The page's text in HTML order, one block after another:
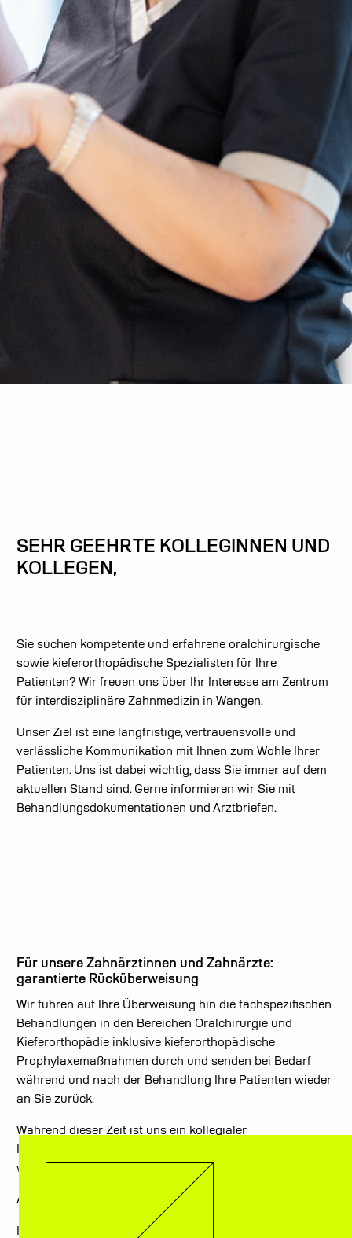
SEHR GEEHRTE KOLLEGINNEN UND
KOLLEGEN,
Sie suchen kompetente und erfahrene oralchirurgische
sowie kieferorthopädische Spezialisten für Ihre
Patienten? Wir freuen uns über Ihr Interesse am Zentrum
für interdisziplinäre Zahnmedizin in Wangen.
Unser Ziel ist eine langfristige, vertrauensvolle und
verlässliche Kommunikation mit Ihnen zum Wohle Ihrer
Patienten. Uns ist dabei wichtig, dass Sie immer auf dem
aktuellen Stand sind. Gerne informieren wir Sie mit
Behandlungsdokumentationen und Arztbriefen.
Für unsere Zahnärztinnen und Zahnärzte:
garantierte Rücküberweisung
Wir führen auf Ihre Überweisung hin die fachspezifischen
Behandlungen in den Bereichen Oralchirurgie und
Kieferorthopädie inklusive kieferorthopädische
Prophylaxemaßnahmen durch und senden bei Bedarf
während und nach der Behandlung Ihre Patienten wieder
an Sie zurück.
Während dieser Zeit ist uns ein kollegialer
wichtig, sodass keine offenen Fragen entstehen.
Auf eine vertrauensvolle und kollegiale Zusammenarbeit!
Ihr Team vom Zentrum für interdisziplinäre Zahnmedizin